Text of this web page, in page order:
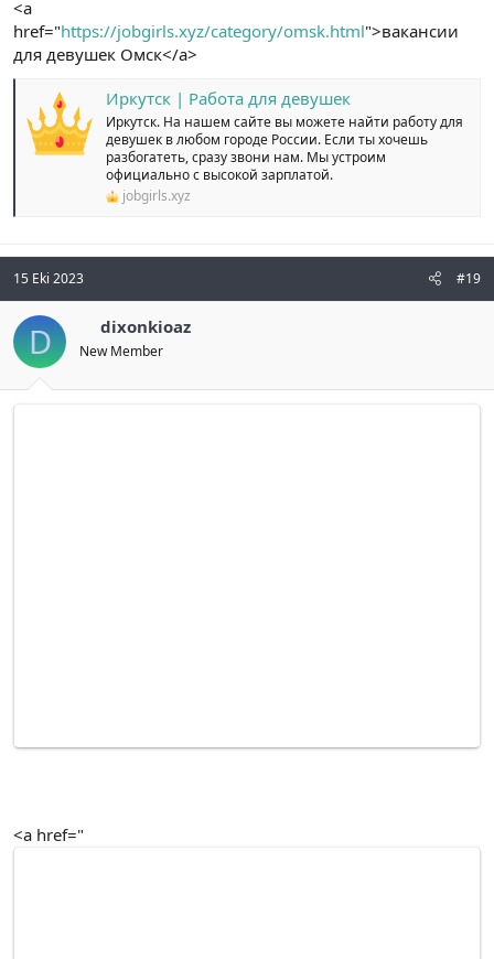
<a
href="https://jobgirls.xyz/category/omsk.html">вакансии
для девушек Омск</a>
Иркутск | Работа для девушек
Иркутск. На нашем сайте вы можете найти работу для
девушек в любом городе России. Если ты хочешь
разбогатеть, сразу звони нам. Мы устроим
официально с высокой зарплатой.
jobgirls.xyz
15 Eki 2023 #19
D dixonkioaz
New Member
<a href="